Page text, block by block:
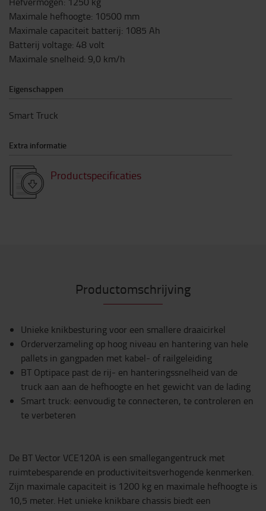
Maximale hefhoogte: 10500 mm
Maximale capaciteit batterij: 1085 Ah
Batterij voltage: 48 volt
Maximale snelheid: 9,0 km/h
Eigenschappen
Smart Truck
Extra informatie
Productspecificaties
Productomschrijving
Unieke knikbesturing voor een smallere draaicirkel
Orderverzameling op hoog niveau en hantering van hele
pallets in gangpaden met kabel- of railgeleiding
BT Optipace past de rij- en hanteringssnelheid van de
truck aan aan de hefhoogte en het gewicht van de lading
Smart truck: eenvoudig te connecteren, te controleren en
te verbeteren
De BT Vector VCE120A is een smallegangentruck met
ruimtebesparende en productiviteitsverhogende kenmerken.
Zijn maximale capaciteit is 1200 kg en maximale hefhoogte is
10,5 meter. Het unieke knikbare chassis biedt een